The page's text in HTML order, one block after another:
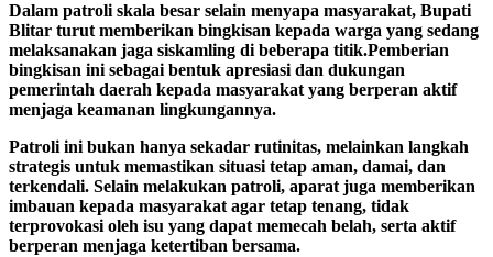
Dalam patroli skala besar selain menyapa masyarakat, Bupati
Blitar turut memberikan bingkisan kepada warga yang sedang
melaksanakan jaga siskamling di beberapa titik.Pemberian
bingkisan ini sebagai bentuk apresiasi dan dukungan
pemerintah daerah kepada masyarakat yang berperan aktif
menjaga keamanan lingkungannya.
Patroli ini bukan hanya sekadar rutinitas, melainkan langkah
strategis untuk memastikan situasi tetap aman, damai, dan
terkendali. Selain melakukan patroli, aparat juga memberikan
imbauan kepada masyarakat agar tetap tenang, tidak
terprovokasi oleh isu yang dapat memecah belah, serta aktif
berperan menjaga ketertiban bersama.